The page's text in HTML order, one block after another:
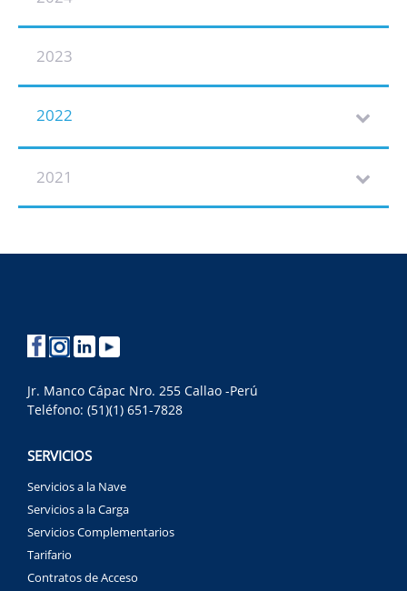
2023
2022
2021
Jr. Manco Cápac Nro. 255 Callao -Perú
Teléfono: (51)(1) 651-7828
SERVICIOS
Servicios a la Nave
Servicios a la Carga
Servicios Complementarios
Tarifario
Contratos de Acceso